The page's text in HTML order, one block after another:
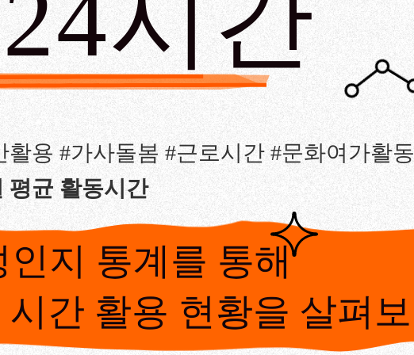
활용 #가사돌봄 #근로시간 #문화여가활동
평균 활동시간
인지 통계를 통해
간 활용 현황을 살펴